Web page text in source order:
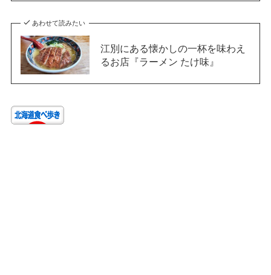
あわせて読みたい
江別にある懐かしの一杯を味わえ
るお店『ラーメン たけ味』